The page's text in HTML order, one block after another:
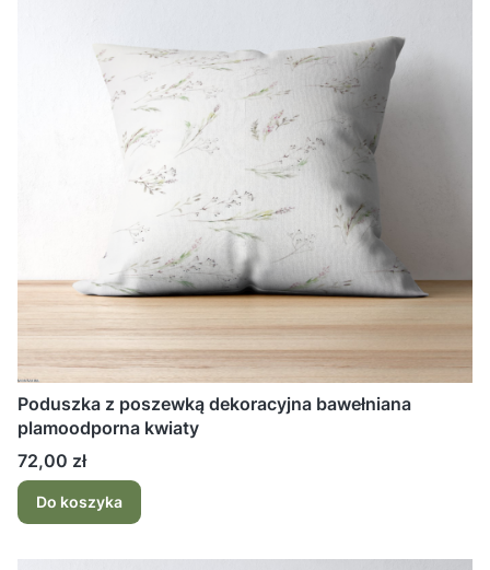
Poduszka z poszewką dekoracyjna bawełniana
plamoodporna kwiaty
Cena
72,00 zł
Do koszyka